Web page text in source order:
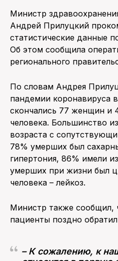
ПОИСК
Министр
Андрей Прилуцкий
статистические данные
Об этом сообщила
регионального
По словам Андрея
пандемии коронавируса
скончались 77 женщин и
человека. Большинство
возраста с
78% умерших был
гипертония, 86% имели
умерших при жизни был
человека – лейкоз.
Министр также сообщил,
пациенты поздно
– К сожалению, к